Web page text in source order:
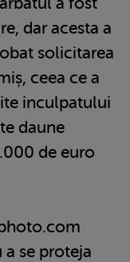
dar acesta a
solicitarea
ceea ce a
inculpatului
daune
de euro
se proteja